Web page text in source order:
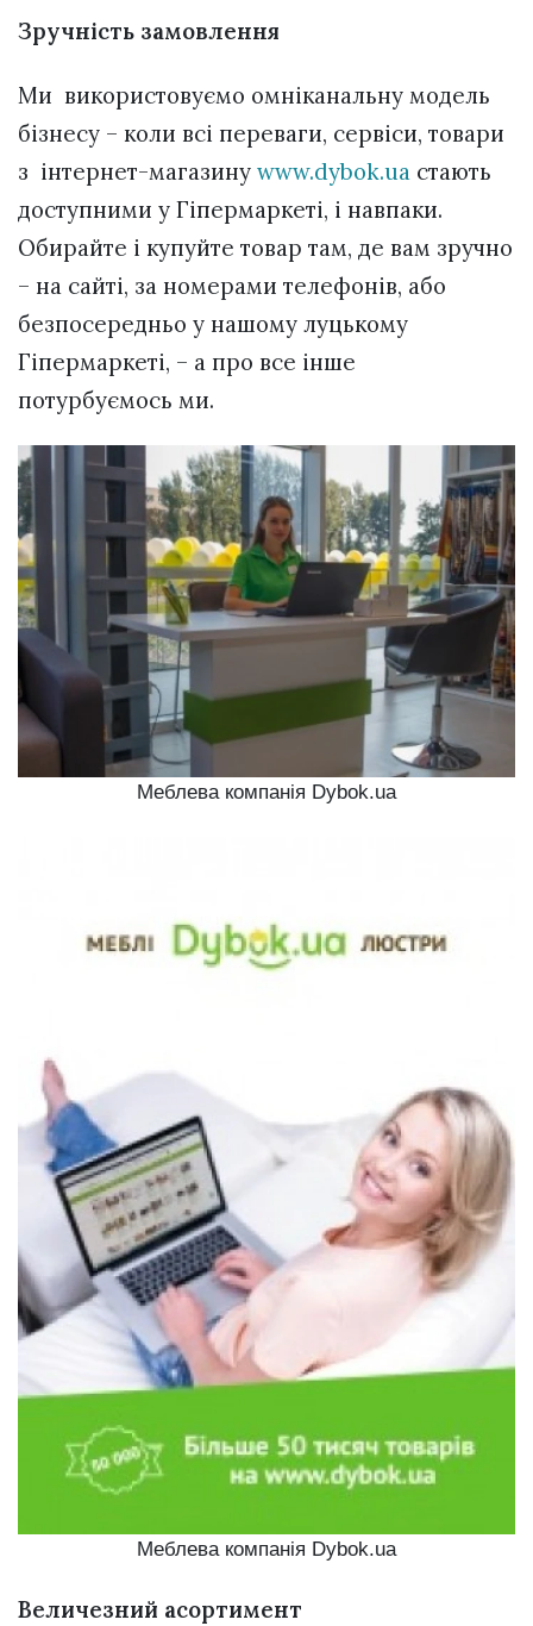
Зручність замовлення
Ми використовуємо омніканальну модель
бізнесу – коли всі переваги, сервіси, товари
з інтернет-магазину www.dybok.ua стають
доступними у Гіпермаркеті, і навпаки.
Обирайте і купуйте товар там, де вам зручно
– на сайті, за номерами телефонів, або
безпосередньо у нашому луцькому
Гіпермаркеті, – а про все інше
потурбуємось ми.
Меблева компанія Dybok.ua
Меблева компанія Dybok.ua
Величезний асортимент